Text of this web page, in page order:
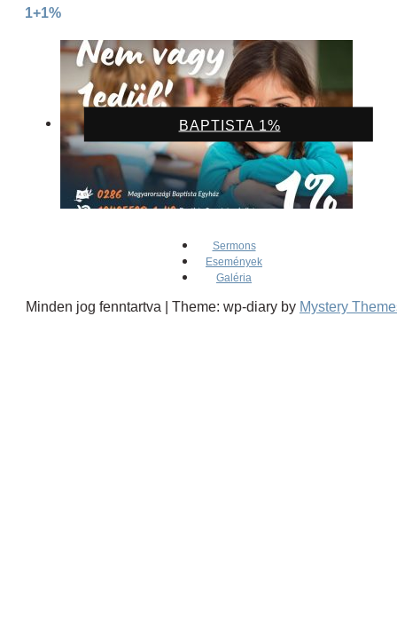
1+1%
BAPTISTA 1%
Sermons
Események
Galéria
Minden jog fenntartva Theme: wp-diary by Mystery